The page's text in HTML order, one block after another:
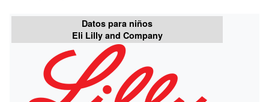
Datos para niños
Eli Lilly and Company